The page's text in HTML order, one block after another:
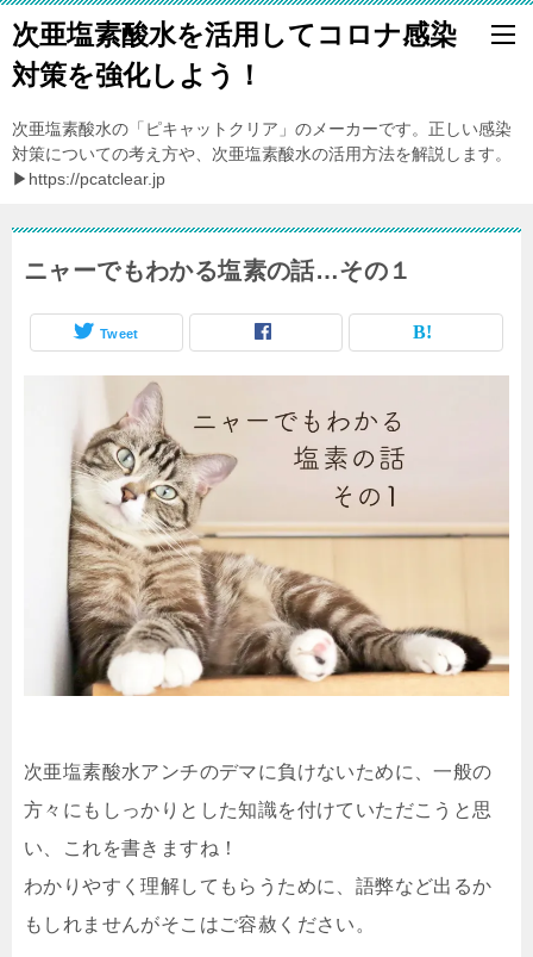
次亜塩素酸水を活用してコロナ感染
対策を強化しよう！
次亜塩素酸水の「ピキャットクリア」のメーカーです。正しい感染
対策についての考え方や、次亜塩素酸水の活用方法を解説します。
▶https://pcatclear.jp
ニャーでもわかる塩素の話…その１
Tweet
次亜塩素酸水アンチのデマに負けないために、一般の
方々にもしっかりとした知識を付けていただこうと思
い、これを書きますね！
わかりやすく理解してもらうために、語弊など出るか
もしれませんがそこはご容赦ください。